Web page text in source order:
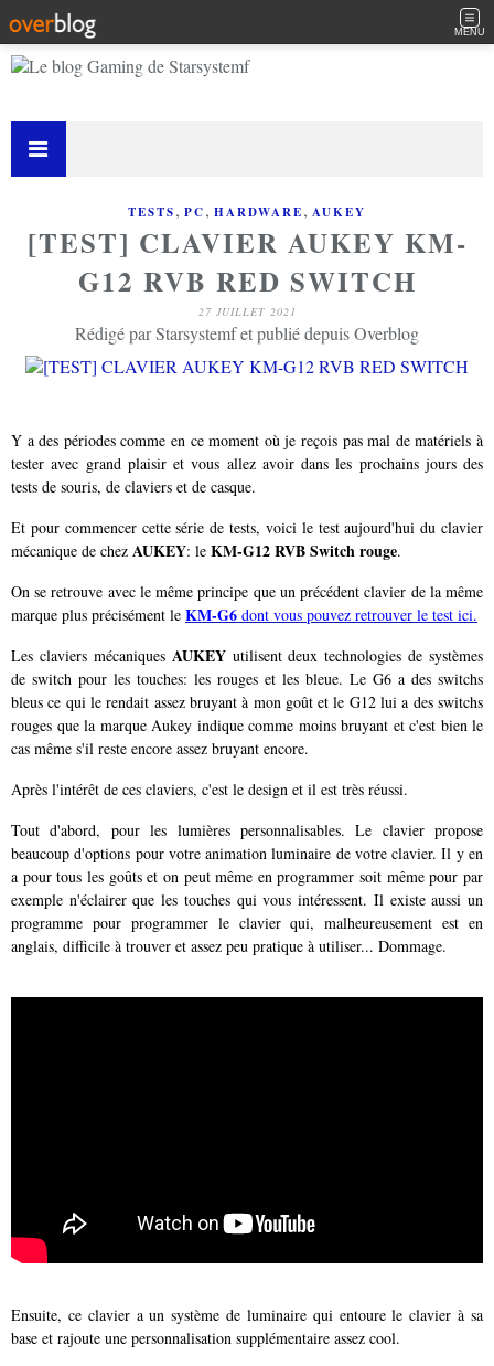
MENU
TESTS, PC, HARDWARE, AUKEY
[TEST] CLAVIER AUKEY KM-
G12 RVB RED SWITCH
27 JUILLET 2021
Rédigé par Starsystemf et publié depuis Overblog
Y a des périodes comme en ce moment où je reçois pas mal de matériels à
tester avec grand plaisir et vous allez avoir dans les prochains jours des
tests de souris, de claviers et de casque.
Et pour commencer cette série de tests, voici le test aujourd'hui du clavier
mécanique de chez AUKEY: le KM-G12 RVB Switch rouge.
On se retrouve avec le même principe que un précédent clavier de la même
marque plus précisément le KM-G6 dont vous pouvez retrouver le test ici.
Les claviers mécaniques AUKEYutilisent deux technologies de systèmes
de switch pour les touches: les rouges et les bleue. Le G6 a des switchs
bleus ce qui le rendait assez bruyant à mon goût et le G12 lui a des switchs
rouges que la marque Aukey indique comme moins bruyant et c'est bien le
cas même s'il reste encore assez bruyant encore.
Après l'intérêt de ces claviers, c'est le design et il est très réussi.
Tout d'abord, pour les lumières personnalisables. Le clavier propose
beaucoup d'options pour votre animation luminaire de votre clavier. Il y en
a pour tous les goûts et on peut même en programmer soit même pour par
exemple n'éclairer que les touches qui vous intéressent. Il existe aussi un
programme pour programmer le clavier qui, malheureusement est en
anglais, difficile à trouver et assez peu pratique à utiliser... Dommage.
Ensuite, ce clavier a un système de luminaire qui entoure le clavier à sa
base et rajoute une personnalisation supplémentaire assez cool.